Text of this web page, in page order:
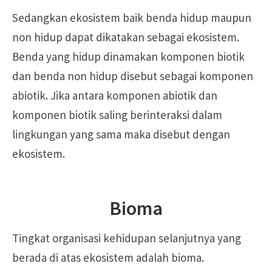
Sedangkan ekosistem baik benda hidup maupun
non hidup dapat dikatakan sebagai ekosistem.
Benda yang hidup dinamakan komponen biotik
dan benda non hidup disebut sebagai komponen
abiotik. Jika antara komponen abiotik dan
komponen biotik saling berinteraksi dalam
lingkungan yang sama maka disebut dengan
ekosistem.
Bioma
Tingkat organisasi kehidupan selanjutnya yang
berada di atas ekosistem adalah bioma.